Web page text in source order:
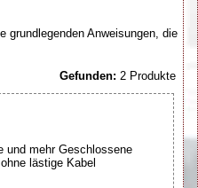
grundlegenden Anweisungen, die
Gefunden: 2 Produkte
und mehr Geschlossene
lästige Kabel